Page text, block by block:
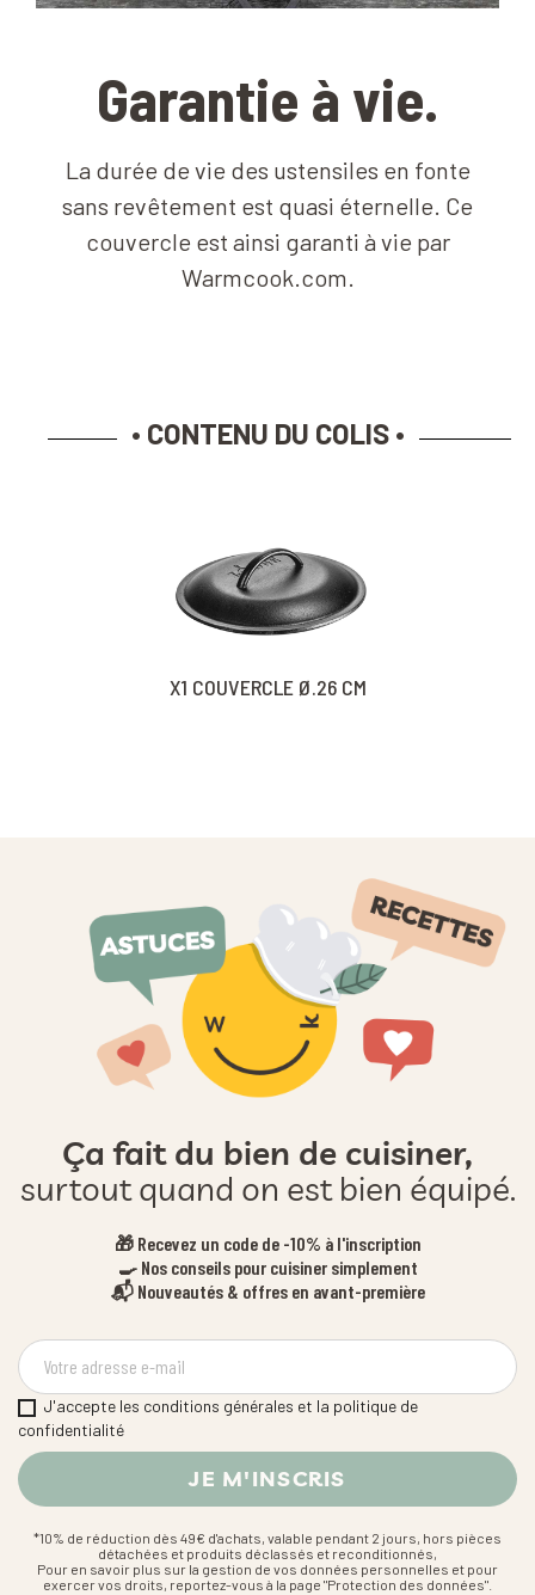
Garantie à vie.
La durée de vie des ustensiles en fonte
sans revêtement est quasi éternelle. Ce
couvercle est ainsi garanti à vie par
Warmcook.com.
• CONTENU DU COLIS •
X1 COUVERCLE Ø.26 CM
Ça fait du bien de cuisiner,
surtout quand on est bien équipé.
🎁 Recevez un code de -10% à l'inscription
🍳 Nos conseils pour cuisiner simplement
📬 Nouveautés & offres en avant-première
J'accepte les conditions générales et la politique de
confidentialité
*10% de réduction dès 49€ d'achats, valable pendant 2 jours, hors pièces
détachées et produits déclassés et reconditionnés,
Pour en savoir plus sur la gestion de vos données personnelles et pour
exercer vos droits, reportez-vous à la page "Protection des données".